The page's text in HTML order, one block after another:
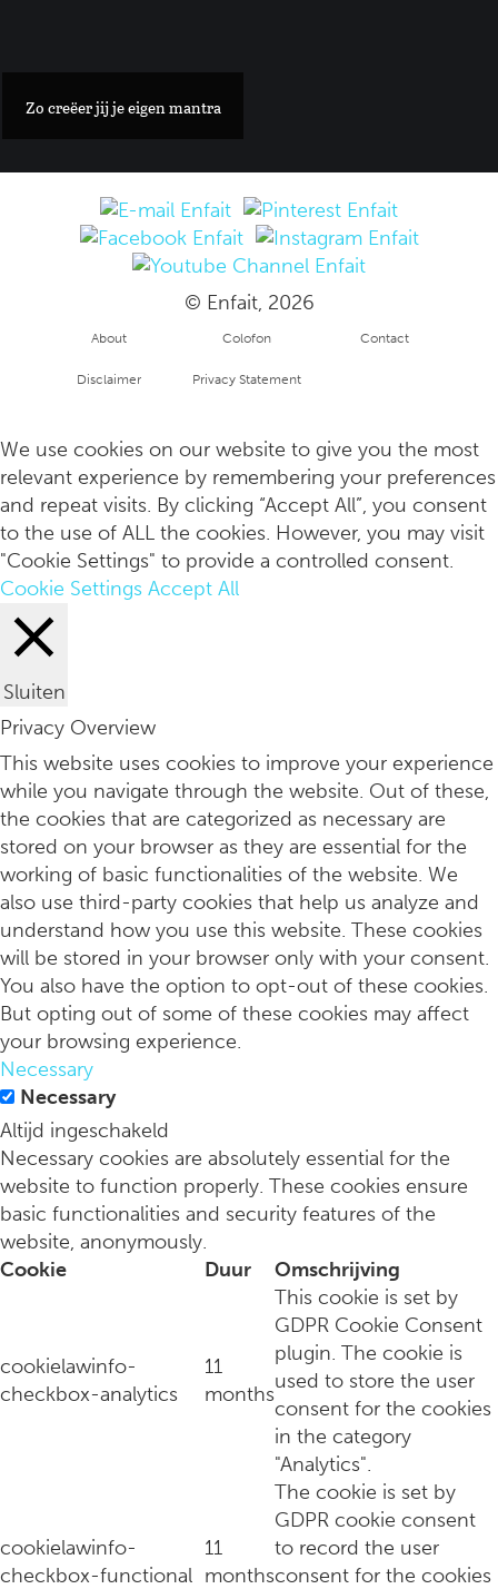
Ouder Worden
Interview: met Josha Jansen van Marie-Stella-Maris
Interview: met de creatieve Amsterdamse indie/pop artiest
Zo creëer jij je eigen mantra
© Enfait, 2026
About Colofon Contact
Disclaimer Privacy Statement
info
We use cookies on our website to give you the most
relevant experience by remembering your preferences
and repeat visits. By clicking “Accept All”, you consent
to the use of ALL the cookies. However, you may visit
"Cookie Settings" to provide a controlled consent.
Cookie Settings Accept All
Sluiten
Privacy Overview
This website uses cookies to improve your experience
while you navigate through the website. Out of these,
the cookies that are categorized as necessary are
stored on your browser as they are essential for the
working of basic functionalities of the website. We
also use third-party cookies that help us analyze and
understand how you use this website. These cookies
will be stored in your browser only with your consent.
You also have the option to opt-out of these cookies.
But opting out of some of these cookies may affect
your browsing experience.
Necessary
Necessary
Altijd ingeschakeld
Necessary cookies are absolutely essential for the
website to function properly. These cookies ensure
basic functionalities and security features of the
website, anonymously.
Cookie
Duur Omschrijving
cookielawinfo-
checkbox-analytics
11
months
This cookie is set by
GDPR Cookie Consent
plugin. The cookie is
used to store the user
consent for the cookies
in the category
"Analytics".
cookielawinfo-
checkbox-functional
11
months
The cookie is set by
GDPR cookie consent
to record the user
consent for the cookies